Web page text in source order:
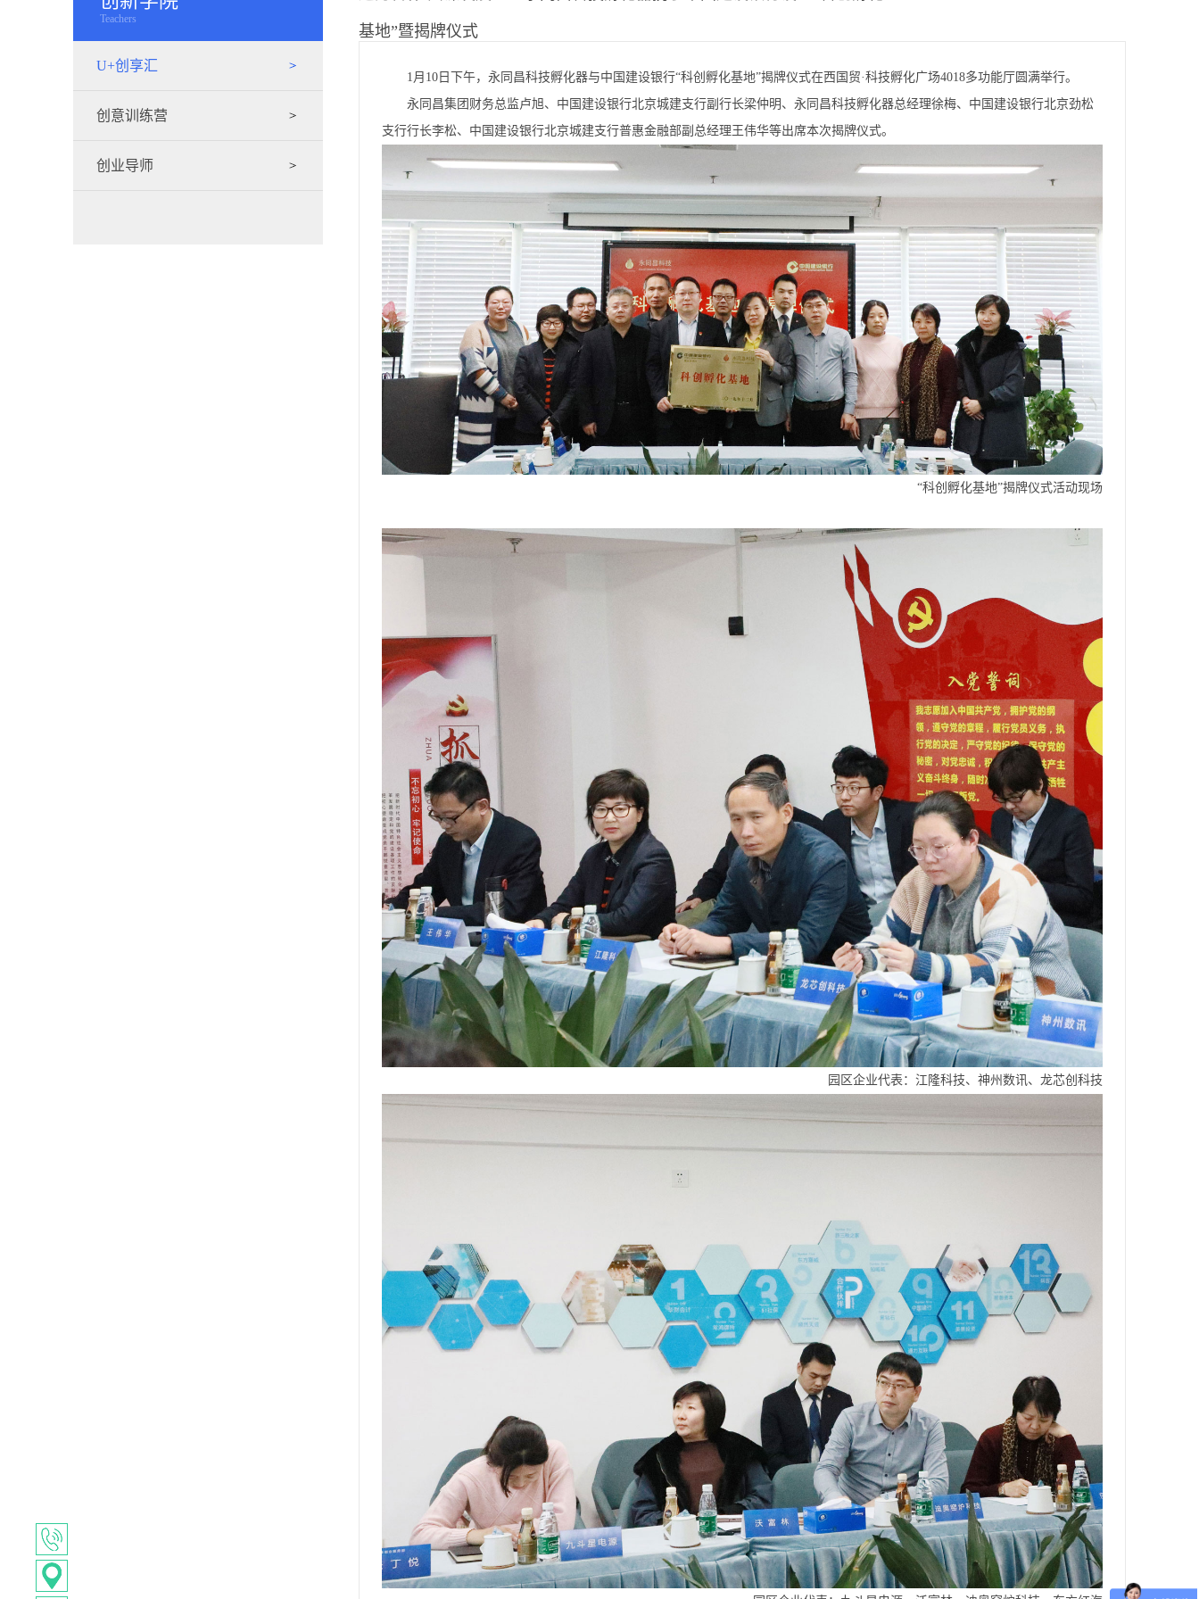
Teachers
U+创享汇
创意训练营
创业导师
基地”暨揭牌仪式
1月10日下午，永同昌科技孵化器与中国建设银行“科创孵化基地”揭牌仪式在西国贸·科技孵化广场4018多功能厅圆满举行。
永同昌集团财务总监卢旭、中国建设银行北京城建支行副行长梁仲明、永同昌科技孵化器总经理徐梅、中国建设银行北京劲松
支行行长李松、中国建设银行北京城建支行普惠金融部副总经理王伟华等出席本次揭牌仪式。
“科创孵化基地”揭牌仪式活动现场
园区企业代表：江隆科技、神州数讯、龙芯创科技